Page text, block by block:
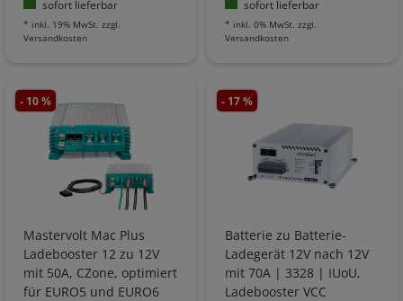
sofort lieferbar
* inkl. 19% MwSt. zzgl.
Versandkosten
sofort lieferbar
* inkl. 0% MwSt. zzgl.
Versandkosten
- 10 %
Mastervolt Mac Plus
Ladebooster 12 zu 12V
mit 50A, CZone, optimiert
für EURO5 und EURO6
- 17 %
Batterie zu Batterie-
Ladegerät 12V nach 12V
mit 70A | 3328 | IUoU,
Ladebooster VCC